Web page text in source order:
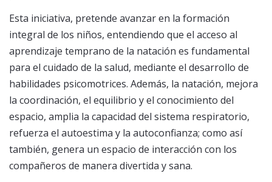
Esta iniciativa, pretende avanzar en la formación
integral de los niños, entendiendo que el acceso al
aprendizaje temprano de la natación es fundamental
para el cuidado de la salud, mediante el desarrollo de
habilidades psicomotrices. Además, la natación, mejora
la coordinación, el equilibrio y el conocimiento del
espacio, amplia la capacidad del sistema respiratorio,
refuerza el autoestima y la autoconfianza; como así
también, genera un espacio de interacción con los
compañeros de manera divertida y sana.